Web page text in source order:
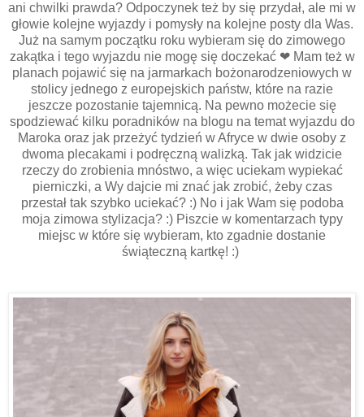
ani chwilki prawda? Odpoczynek też by się przydał, ale mi w
głowie kolejne wyjazdy i pomysły na kolejne posty dla Was.
Już na samym początku roku wybieram się do zimowego
zakątka i tego wyjazdu nie mogę się doczekać ❤ Mam też w
planach pojawić się na jarmarkach bożonarodzeniowych w
stolicy jednego z europejskich państw, które na razie
jeszcze pozostanie tajemnicą. Na pewno możecie się
spodziewać kilku poradników na blogu na temat wyjazdu do
Maroka oraz jak przeżyć tydzień w Afryce w dwie osoby z
dwoma plecakami i podręczną walizką. Tak jak widzicie
rzeczy do zrobienia mnóstwo, a więc uciekam wypiekać
pierniczki, a Wy dajcie mi znać jak zrobić, żeby czas
przestał tak szybko uciekać? :) No i jak Wam się podoba
moja zimowa stylizacja? :) Piszcie w komentarzach typy
miejsc w które się wybieram, kto zgadnie dostanie
świąteczną kartkę! :)